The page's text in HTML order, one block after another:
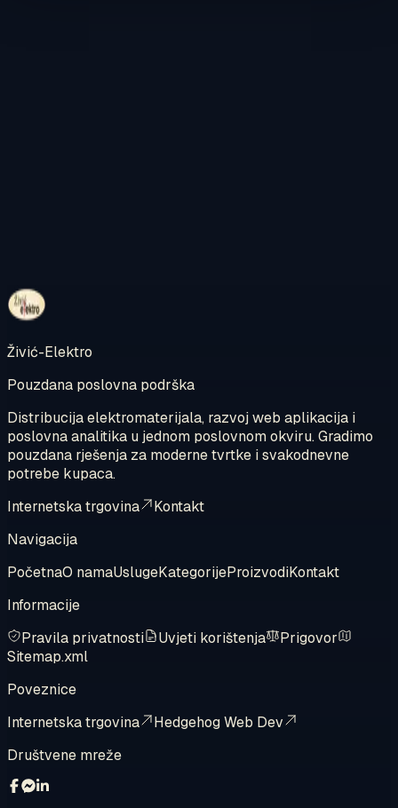
Pregledajte internetsku trgovinu
Živić-Elektro
Pouzdana poslovna podrška
Distribucija elektromaterijala, razvoj web aplikacija i
poslovna analitika u jednom poslovnom okviru. Gradimo
pouzdana rješenja za moderne tvrtke i svakodnevne
potrebe kupaca.
Internetska trgovina
Kontakt
Navigacija
PočetnaO namaUslugeKategorijeProizvodiKontakt
Informacije
Pravila privatnosti
Uvjeti korištenja
Prigovor
Sitemap.xml
Poveznice
Internetska trgovina
Hedgehog Web Dev
Društvene mreže